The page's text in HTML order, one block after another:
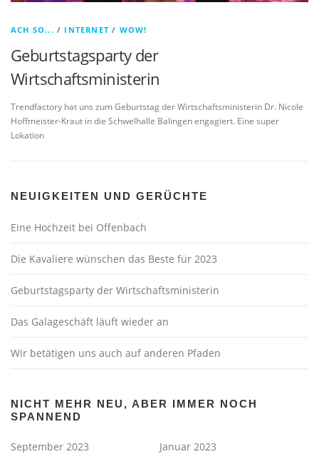
ACH SO... / INTERNET / WOW!
Geburtstagsparty der
Wirtschaftsministerin
Trendfactory hat uns zum Geburtstag der Wirtschaftsministerin Dr. Nicole
Hoffmeister-Kraut in die Schwelhalle Balingen engagiert. Eine super
Lokation
NEUIGKEITEN UND GERÜCHTE
Eine Hochzeit bei Offenbach
Die Kavaliere wünschen das Beste für 2023
Geburtstagsparty der Wirtschaftsministerin
Das Galageschäft läuft wieder an
Wir betätigen uns auch auf anderen Pfaden
NICHT MEHR NEU, ABER IMMER NOCH
SPANNEND
September 2023
Januar 2023